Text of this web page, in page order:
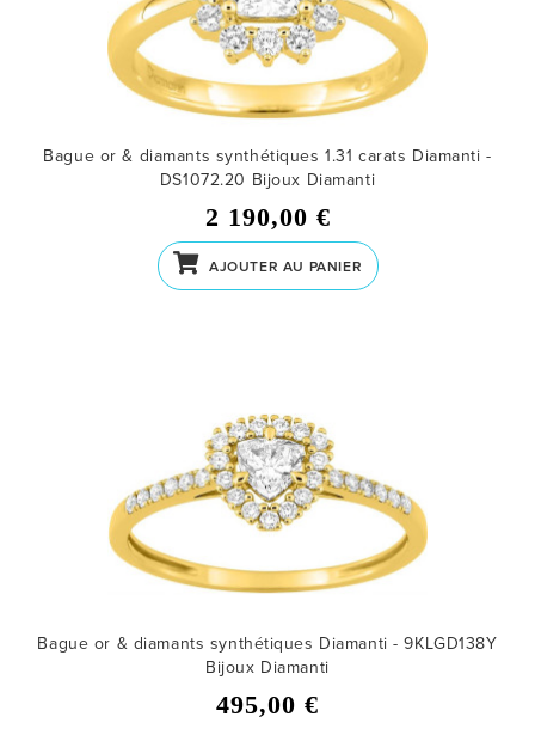
Bague or & diamants synthétiques 1.31 carats Diamanti -
DS1072.20 Bijoux Diamanti
2 190,00 €
AJOUTER AU PANIER
Bague or & diamants synthétiques Diamanti - 9KLGD138Y
Bijoux Diamanti
495,00 €